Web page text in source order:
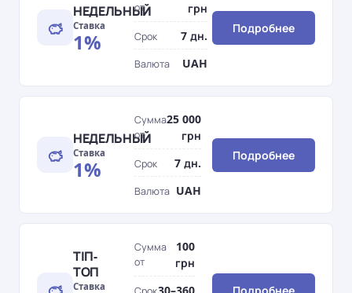
НЕДЕЛЬНЫЙ
Ставка
1%
от
грн
Срок 7 дн.
Валюта UAH
Подробнее
НЕДЕЛЬНЫЙ
Ставка
1%
Сумма
от
25 000
грн
Срок 7 дн.
Валюта UAH
Подробнее
ТІП-
ТОП
Ставка
Сумма
от
100
грн